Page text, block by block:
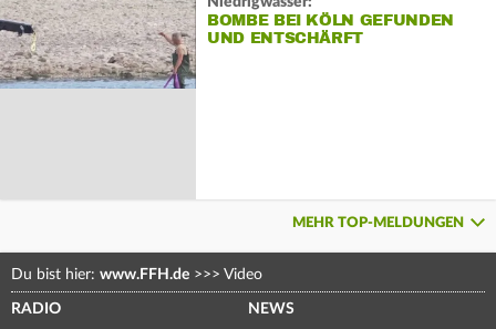
BOMBE BEI KÖLN GEFUNDEN
UND ENTSCHÄRFT
MEHR TOP-MELDUNGEN
Du bist hier: www.FFH.de >>> Video
RADIO NEWS